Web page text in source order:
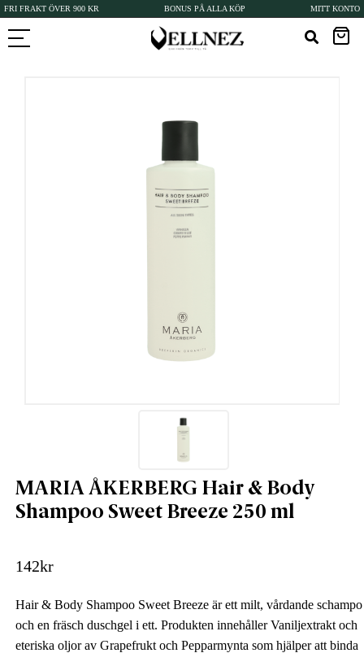
FRI FRAKT ÖVER 900 KR BONUS PÅ ALLA KÖP MITT KONTO
MARIA ÅKERBERG Hair & Body
Shampoo Sweet Breeze 250 ml
142kr
Hair & Body Shampoo Sweet Breeze är ett milt, vårdande schampo
och en fräsch duschgel i ett. Produkten innehåller Vaniljextrakt och
eteriska oljor av Grapefrukt och Pepparmynta som hjälper att binda